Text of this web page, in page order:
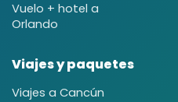
Vuelo + hotel a
Orlando
Viajes y paquetes
Viajes a Cancún